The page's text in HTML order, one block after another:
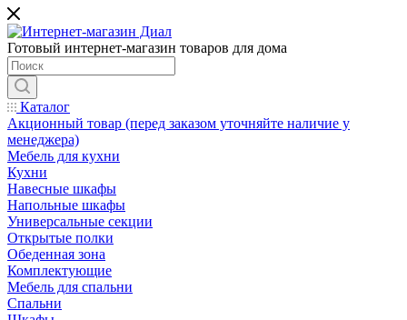
Готовый интернет-магазин товаров для дома
Каталог
Акционный товар (перед заказом уточняйте наличие у
менеджера)
Мебель для кухни
Кухни
Навесные шкафы
Напольные шкафы
Универсальные секции
Открытые полки
Обеденная зона
Комплектующие
Мебель для спальни
Спальни